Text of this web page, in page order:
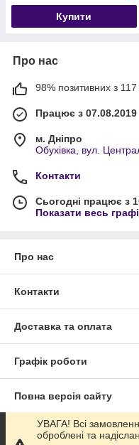
Купити
Про нас
98% позитивних з 117
Працює з 07.08.2019
м. Дніпро
Обухівка, вул.
Контакти
Сьогодні працює з
Показати весь
Про нас
Контакти
Доставка та оплата
Графік роботи
Повна версія сайту
Сайт створено на
УВАГА! Всі
оброблені та